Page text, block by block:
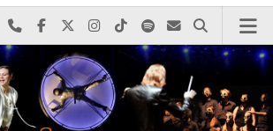
Najlepiej po prostu do nas zadzwoń
Odwiedź nas na Facebook-u
Odwiedź nas na X
Odwiedź nas na Instagram-ie
Odwiedź nas na TikTok-u
Szukaj nas na Spotify
Wyślij do nas
Szukaj